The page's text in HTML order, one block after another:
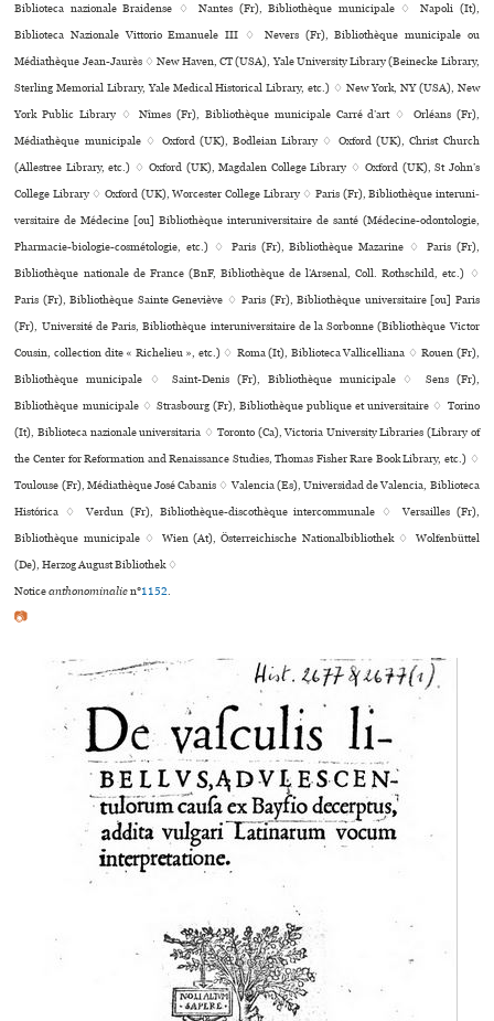
Biblioteca nazio­nale Braidense ♢ Nantes (Fr), Bibliothèque muni­ci­pale ♢ Napoli (It),
Biblioteca Nazionale Vittorio Emanuele III ♢ Nevers (Fr), Bibliothèque muni­ci­pale ou
Médiathèque Jean-Jaurès ♢ New Haven, CT (USA), Yale University Library (Beinecke Library,
Sterling Memorial Library, Yale Medical Historical Library, etc.) ♢ New York, NY (USA), New
York Public Library ♢ Nîmes (Fr), Bibliothèque muni­ci­pale Carré d’art ♢ Orléans (Fr),
Médiathèque muni­ci­pale ♢ Oxford (UK), Bodleian Library ♢ Oxford (UK), Christ Church
(Allestree Library, etc.) ♢ Oxford (UK), Magdalen College Library ♢ Oxford (UK), St John’s
College Library ♢ Oxford (UK), Worcester College Library ♢ Paris (Fr), Bibliothèque inte­ru­ni­
ver­si­taire de Médecine [ou] Bibliothèque inte­ru­ni­ver­si­taire de santé (Médecine-odon­to­lo­gie,
Pharmacie-bio­lo­gie-cos­mé­to­lo­gie, etc.) ♢ Paris (Fr), Bibliothèque Mazarine ♢ Paris (Fr),
Bibliothèque nationale de France (BnF, Bibliothèque de l’Arsenal, Coll. Rothschild, etc.) ♢
Paris (Fr), Bibliothèque Sainte Geneviève ♢ Paris (Fr), Bibliothèque uni­ver­si­taire [ou] Paris
(Fr), Université de Paris, Bibliothèque inte­ru­ni­ver­si­taire de la Sorbonne (Bibliothèque Victor
Cousin, collection dite « Richelieu », etc.) ♢ Roma (It), Biblioteca Vallicelliana ♢ Rouen (Fr),
Bibliothèque muni­ci­pale ♢ Saint-Denis (Fr), Bibliothèque muni­ci­pale ♢ Sens (Fr),
Bibliothèque muni­ci­pale ♢ Strasbourg (Fr), Bibliothèque publi­que et uni­ver­si­taire ♢ Torino
(It), Biblioteca nazio­nale uni­ver­si­ta­ria ♢ Toronto (Ca), Victoria University Libraries (Library of
the Center for Reformation and Renaissance Studies, Thomas Fisher Rare Book Library, etc.) ♢
Toulouse (Fr), Médiathèque José Cabanis ♢ Valencia (Es), Universidad de Valencia, Biblioteca
Histórica ♢ Verdun (Fr), Bibliothèque-dis­co­thè­que inter­com­mu­nale ♢ Versailles (Fr),
Bibliothèque muni­ci­pale ♢ Wien (At), Österreichische Nationalbibliothek ♢ Wolfenbüttel
(De), Herzog August Bibliothek ♢
Noticeanthonominalien°1152.
📷